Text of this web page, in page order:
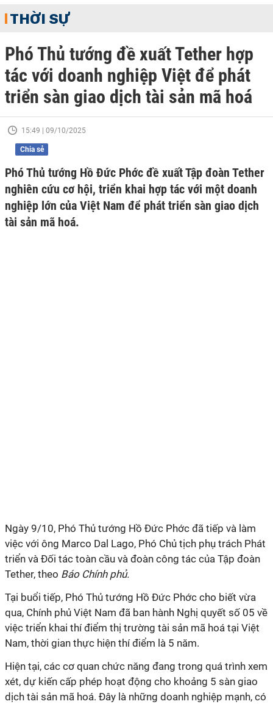
THỜI SỰ
Phó Thủ tướng đề xuất Tether hợp
tác với doanh nghiệp Việt để phát
triển sàn giao dịch tài sản mã hoá
15:49 | 09/10/2025
Chia sẻ
Phó Thủ tướng Hồ Đức Phớc đề xuất Tập đoàn Tether
nghiên cứu cơ hội, triển khai hợp tác với một doanh
nghiệp lớn của Việt Nam để phát triển sàn giao dịch
tài sản mã hoá.
Ngày 9/10, Phó Thủ tướng Hồ Đức Phớc đã tiếp và làm
việc với ông Marco Dal Lago, Phó Chủ tịch phụ trách Phát
triển và Đối tác toàn cầu và đoàn công tác của Tập đoàn
Tether, theo Báo Chính phủ.
Tại buổi tiếp, Phó Thủ tướng Hồ Đức Phớc cho biết vừa
qua, Chính phủ Việt Nam đã ban hành Nghị quyết số 05 về
việc triển khai thí điểm thị trường tài sản mã hoá tại Việt
Nam, thời gian thực hiện thí điểm là 5 năm.
Hiện tại, các cơ quan chức năng đang trong quá trình xem
xét, dự kiến cấp phép hoạt động cho khoảng 5 sàn giao
dịch tài sản mã hoá. Đây là những doanh nghiệp mạnh, có